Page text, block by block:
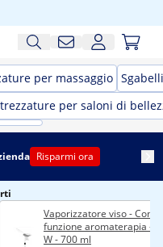
per massaggio
per saloni di
Risparmi ora
Vaporizzatore viso - Con
funzione aromaterapia -
W - 700 ml